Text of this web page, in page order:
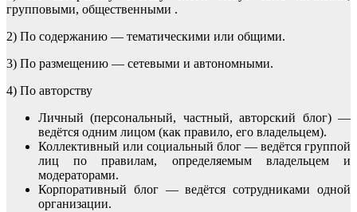
групповыми, общественными .
2) По содержанию — тематическими или общими.
3) По размещению — сетевыми и автономными.
4) По авторству
Личный (персональный, частный, авторский блог) —
ведётся одним лицом (как правило, его владельцем).
Коллективный или социальный блог — ведётся группой
лиц по правилам, определяемым владельцем и
модераторами.
Корпоративный блог — ведётся сотрудниками одной
организации.